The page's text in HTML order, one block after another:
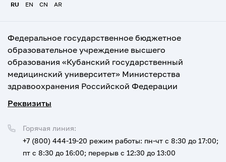
RU EN CN AR
Федеральное государственное бюджетное
образовательное учреждение высшего
образования «Кубанский государственный
медицинский университет» Министерства
здравоохранения Российской Федерации
Реквизиты
Горячая линия:
+7 (800) 444-19-20 режим работы: пн-чт с 8:30 до 17:00;
пт с 8:30 до 16:00; перерыв с 12:30 до 13:00